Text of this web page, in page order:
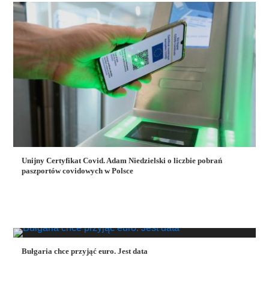
Unijny Certyfikat Covid. Adam Niedzielski o liczbie pobrań
paszportów covidowych w Polsce
Bułgaria chce przyjąć euro. Jest data